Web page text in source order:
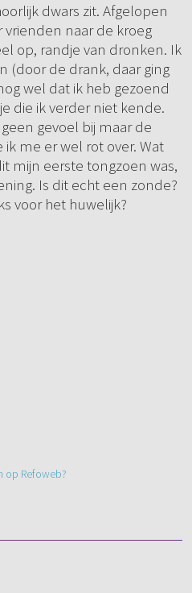
dwars zit. Afgelopen
naar de kroeg
op, randje van dronken. Ik
(door de drank, daar ging
wel dat ik heb gezoend
die ik verder niet kende.
gevoel bij maar de
me er wel rot over. Wat
mijn eerste tongzoen was,
Is dit echt een zonde?
voor het huwelijk?
op Refoweb?